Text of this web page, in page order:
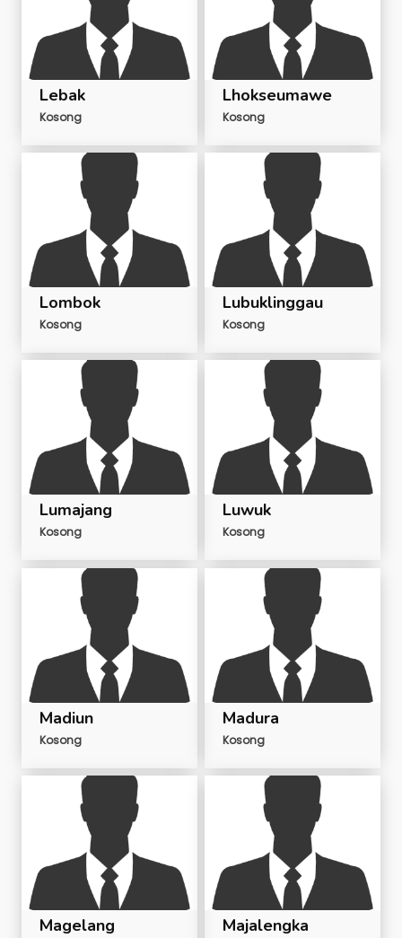
Lebak
Kosong
Lhokseumawe
Kosong
Lombok
Kosong
Lubuklinggau
Kosong
Lumajang
Kosong
Luwuk
Kosong
Madiun
Kosong
Madura
Kosong
Magelang Majalengka